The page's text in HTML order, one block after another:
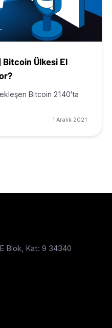
Bitcoin Ülkesi El
Bitcoin 2140'ta
1 Aralık 2021
Blok, Kat: 9 34340